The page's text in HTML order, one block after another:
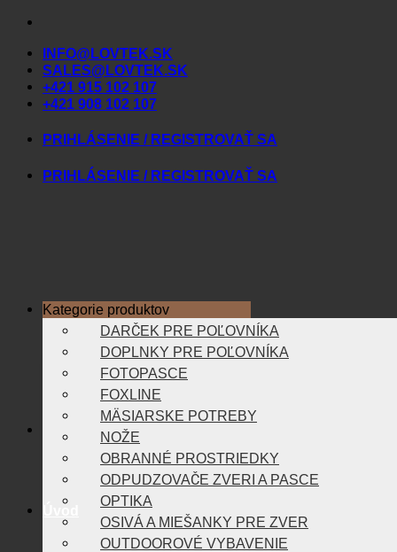
Skip
contentINFO@LOVTEK.SK
SALES@LOVTEK.SK
+421 915 102 107
+421 908 102 107
PRIHLÁSENIE / REGISTROVAŤ SA
PRIHLÁSENIE / REGISTROVAŤ SA
Úvod
Naše aktivity
Kategorie produktov
DARČEK PRE POĽOVNÍKA
DOPLNKY PRE POĽOVNÍKA
FOTOPASCE
FOXLINE
MÄSIARSKE POTREBY
NOŽE
OBRANNÉ PROSTRIEDKY
ODPUDZOVAČE ZVERI A PASCE
OPTIKA
OSIVÁ A MIEŠANKY PRE ZVER
OUTDOOROVÉ VYBAVENIE